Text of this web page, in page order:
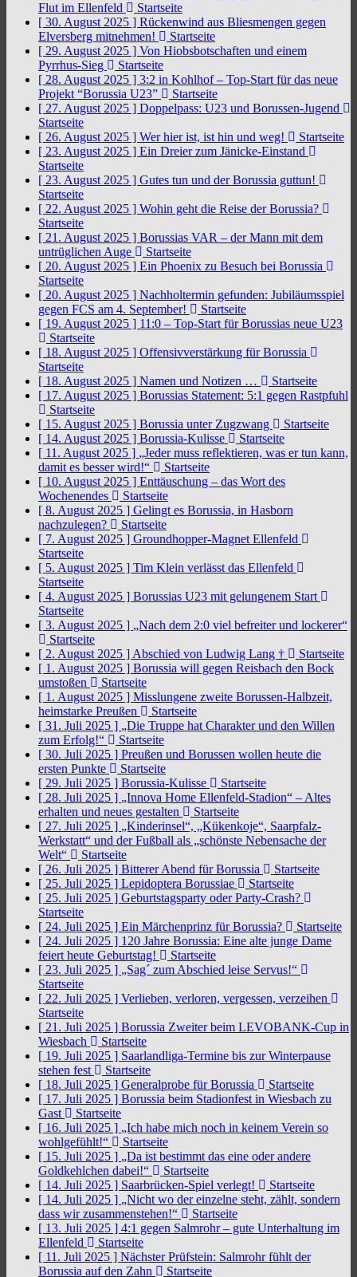
Flut im Ellenfeld
Startseite
[ 30. August 2025 ] Rückenwind aus Bliesmengen gegen
Elversberg mitnehmen!
Startseite
[ 29. August 2025 ] Von Hiobsbotschaften und einem
Pyrrhus-Sieg
Startseite
[ 28. August 2025 ] 3:2 in Kohlhof – Top-Start für das neue
Projekt “Borussia U23”
Startseite
[ 27. August 2025 ] Doppelpass: U23 und Borussen-Jugend
Startseite
[ 26. August 2025 ] Wer hier ist, ist hin und weg!
Startseite
[ 23. August 2025 ] Ein Dreier zum Jänicke-Einstand
Startseite
[ 23. August 2025 ] Gutes tun und der Borussia guttun!
Startseite
[ 22. August 2025 ] Wohin geht die Reise der Borussia?
Startseite
[ 21. August 2025 ] Borussias VAR – der Mann mit dem
untrüglichen Auge
Startseite
[ 20. August 2025 ] Ein Phoenix zu Besuch bei Borussia
Startseite
[ 20. August 2025 ] Nachholtermin gefunden: Jubiläumsspiel
gegen FCS am 4. September!
Startseite
[ 19. August 2025 ] 11:0 – Top-Start für Borussias neue U23
Startseite
[ 18. August 2025 ] Offensivverstärkung für Borussia
Startseite
[ 18. August 2025 ] Namen und Notizen …
Startseite
[ 17. August 2025 ] Borussias Statement: 5:1 gegen Rastpfuhl
Startseite
[ 15. August 2025 ] Borussia unter Zugzwang
Startseite
[ 14. August 2025 ] Borussia-Kulisse
Startseite
[ 11. August 2025 ] „Jeder muss reflektieren, was er tun kann,
damit es besser wird!“
Startseite
[ 10. August 2025 ] Enttäuschung – das Wort des
Wochenendes
Startseite
[ 8. August 2025 ] Gelingt es Borussia, in Hasborn
nachzulegen?
Startseite
[ 7. August 2025 ] Groundhopper-Magnet Ellenfeld
Startseite
[ 5. August 2025 ] Tim Klein verlässt das Ellenfeld
Startseite
[ 4. August 2025 ] Borussias U23 mit gelungenem Start
Startseite
[ 3. August 2025 ] „Nach dem 2:0 viel befreiter und lockerer“
Startseite
[ 2. August 2025 ] Abschied von Ludwig Lang †
Startseite
[ 1. August 2025 ] Borussia will gegen Reisbach den Bock
umstoßen
Startseite
[ 1. August 2025 ] Misslungene zweite Borussen-Halbzeit,
heimstarke Preußen
Startseite
[ 31. Juli 2025 ] „Die Truppe hat Charakter und den Willen
zum Erfolg!“
Startseite
[ 30. Juli 2025 ] Preußen und Borussen wollen heute die
ersten Punkte
Startseite
[ 29. Juli 2025 ] Borussia-Kulisse
Startseite
[ 28. Juli 2025 ] „Innova Home Ellenfeld-Stadion“ – Altes
erhalten und neues gestalten
Startseite
[ 27. Juli 2025 ] „Kinderinsel“, „Kükenkoje“, Saarpfalz-
Werkstatt“ und der Fußball als „schönste Nebensache der
Welt“
Startseite
[ 26. Juli 2025 ] Bitterer Abend für Borussia
Startseite
[ 25. Juli 2025 ] Lepidoptera Borussiae
Startseite
[ 25. Juli 2025 ] Geburtstagsparty oder Party-Crash?
Startseite
[ 24. Juli 2025 ] Ein Märchenprinz für Borussia?
Startseite
[ 24. Juli 2025 ] 120 Jahre Borussia: Eine alte junge Dame
feiert heute Geburtstag!
Startseite
[ 23. Juli 2025 ] „Sag´ zum Abschied leise Servus!“
Startseite
[ 22. Juli 2025 ] Verlieben, verloren, vergessen, verzeihen
Startseite
[ 21. Juli 2025 ] Borussia Zweiter beim LEVOBANK-Cup in
Wiesbach
Startseite
[ 19. Juli 2025 ] Saarlandliga-Termine bis zur Winterpause
stehen fest
Startseite
[ 18. Juli 2025 ] Generalprobe für Borussia
Startseite
[ 17. Juli 2025 ] Borussia beim Stadionfest in Wiesbach zu
Gast
Startseite
[ 16. Juli 2025 ] „Ich habe mich noch in keinem Verein so
wohlgefühlt!“
Startseite
[ 15. Juli 2025 ] „Da ist bestimmt das eine oder andere
Goldkehlchen dabei!“
Startseite
[ 14. Juli 2025 ] Saarbrücken-Spiel verlegt!
Startseite
[ 14. Juli 2025 ] „Nicht wo der einzelne steht, zählt, sondern
dass wir zusammenstehen!“
Startseite
[ 13. Juli 2025 ] 4:1 gegen Salmrohr – gute Unterhaltung im
Ellenfeld
Startseite
[ 11. Juli 2025 ] Nächster Prüfstein: Salmrohr fühlt der
Borussia auf den Zahn
Startseite